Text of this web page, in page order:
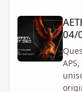
12
Al
AETERNIS -
04/